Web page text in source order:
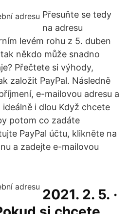
Přesuňte se tedy
na adresu
levém rohu z 5. duben
někdo může snadno
Přečtete si výhody,
založit PayPal. Následně
e-mailovou adresu a
ideálně i dlou Když chcete
potom co zadáte
PayPal účtu, klikněte na
a zadejte e-mailovou
2021. 2. 5. ·